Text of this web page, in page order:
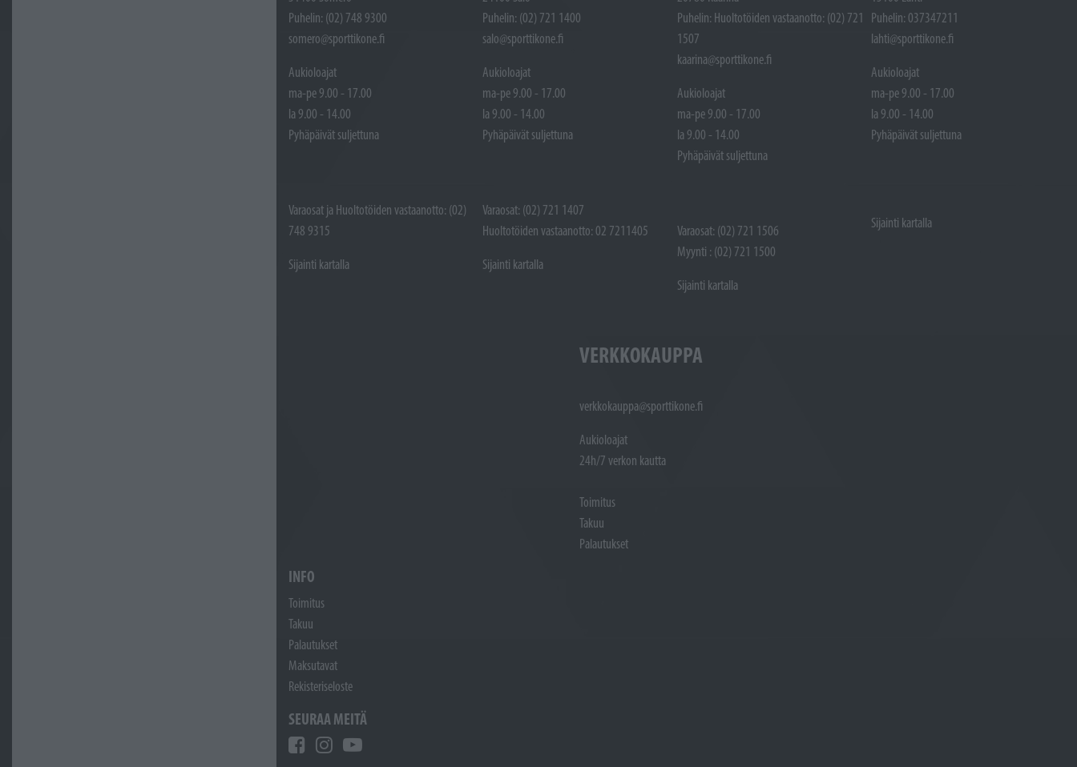
Puhelin: (02) 748 9300
somero@sporttikone.fi
Aukioloajat
ma-pe 9.00 - 17.00
la 9.00 - 14.00
Pyhäpäivät suljettuna
Varaosat ja Huoltotöiden vastaanotto: (02)
748 9315
Sijainti kartalla
Puhelin: (02) 721 1400
salo@sporttikone.fi
Aukioloajat
ma-pe 9.00 - 17.00
la 9.00 - 14.00
Pyhäpäivät suljettuna
Varaosat: (02) 721 1407
Huoltotöiden vastaanotto: 02 7211405
Sijainti kartalla
Puhelin: Huoltotöiden vastaanotto: (02) 721
1507
kaarina@sporttikone.fi
Aukioloajat
ma-pe 9.00 - 17.00
la 9.00 - 14.00
Pyhäpäivät suljettuna
Varaosat: (02) 721 1506
Myynti : (02) 721 1500
Sijainti kartalla
Puhelin: 037347211
lahti@sporttikone.fi
Aukioloajat
ma-pe 9.00 - 17.00
la 9.00 - 14.00
Pyhäpäivät suljettuna
Sijainti kartalla
VERKKOKAUPPA
verkkokauppa@sporttikone.fi
Aukioloajat
24h/7 verkon kautta
Toimitus
Takuu
Palautukset
INFO
Toimitus
Takuu
Palautukset
Maksutavat
Rekisteriseloste
SEURAA MEITÄ